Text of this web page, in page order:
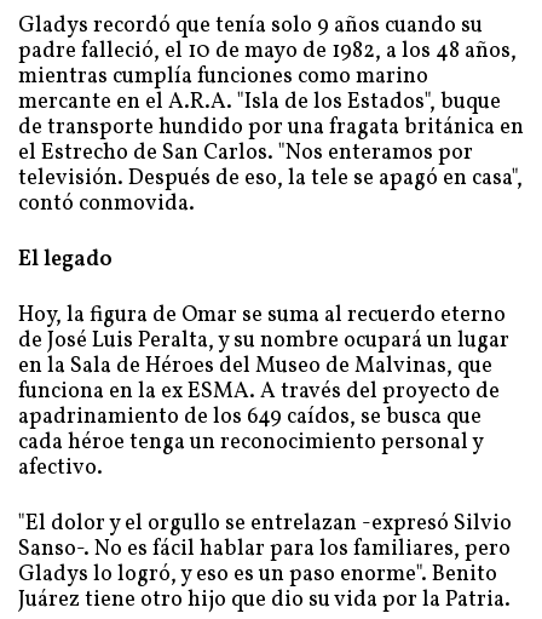
mientras cumplía funciones como marino
mercante en el A.R.A. "Isla de los Estados", buque
de transporte hundido por una fragata británica en
el Estrecho de San Carlos. "Nos enteramos por
televisión. Después de eso, la tele se apagó en casa",
contó conmovida.
El legado
Hoy, la figura de Omar se suma al recuerdo eterno
en la Sala de Héroes del Museo de Malvinas, que
funciona en la ex ESMA. A través del proyecto de
apadrinamiento de los 649 caídos, se busca que
cada héroe tenga un reconocimiento personal y
afectivo.
"El dolor y el orgullo se entrelazan -expresó Silvio
Gladys lo logró, y eso es un paso enorme". Benito
Juárez tiene otro hijo que dio su vida por la Patria.
Historia de Omar Mina